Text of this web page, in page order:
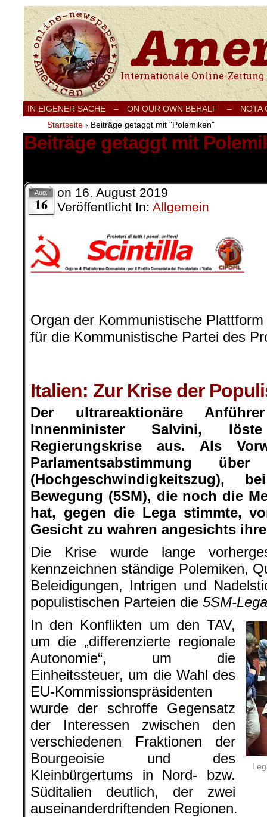
Internationale Onlinezeitung für Frieden,
IN EIGENER SACHE – ON OUR OWN BEHALF –
NOTA
Startseite › Beiträge getaggt mit "Polemiken"
Beiträge getaggt mit
Aug.
16
on 16. August 2019
Veröffentlicht In: Allgemein
Organ der Kommunistische Plattform
für die Kommunistische Partei des
Italien: Zur Krise der
Der ultrareaktionäre
Innenminister Salvini,
Regierungskrise aus. Als
Parlamentsabstimmung
(Hochgeschwindigkeitszug),
Bewegung (5SM), die noch die
hat, gegen die Lega stimmte,
Gesicht zu wahren angesichts
Die Krise wurde lange
kennzeichnen ständige Polemiken,
Beleidigungen, Intrigen und
populistischen Parteien die 5SM-
In den Konflikten um den TAV,
um die „differenzierte regionale
Autonomie“, um die
Einheitssteuer, um die Wahl des
EU-Kommissionspräsidenten
wurde der schroffe Gegensatz
der Interessen zwischen den
verschiedenen Fraktionen der
Bourgeoisie und des
Kleinbürgertums in Nord- bzw.
Süditalien deutlich, der zwei
auseinanderdriftenden Regionen.